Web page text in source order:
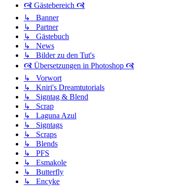
🙧 Gästebereich 🙧
↳ Banner
↳ Partner
↳ Gästebuch
↳ News
↳ Bilder zu den Tut's
🙧 Übersetzungen in Photoshop 🙧
↳ Vorwort
↳ Kniri's Dreamtutorials
↳ Signtag & Blend
↳ Scrap
↳ Laguna Azul
↳ Signtags
↳ Scraps
↳ Blends
↳ PFS
↳ Esmakole
↳ Butterfly
↳ Encyke